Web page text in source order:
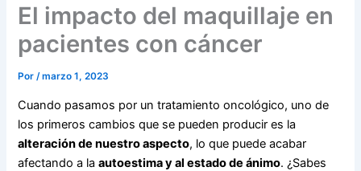
El impacto del maquillaje en
pacientes con cáncer
Por/marzo 1, 2023
Cuando pasamos por un tratamiento oncológico, uno de
los primeros cambios que se pueden producir es la
alteración de nuestro aspecto, lo que puede acabar
afectando a laautoestima y al estado de ánimo. ¿Sabes